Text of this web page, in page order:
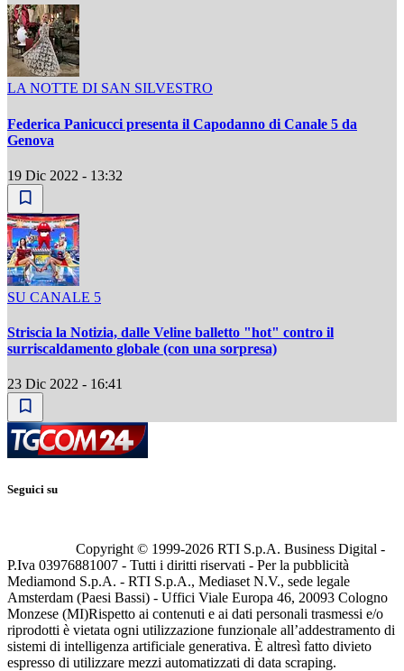
LA NOTTE DI SAN SILVESTRO
Federica Panicucci presenta il Capodanno di Canale 5 da
Genova
19 Dic 2022 - 13:32
SU CANALE 5
Striscia la Notizia, dalle Veline balletto "hot" contro il
surriscaldamento globale (con una sorpresa)
23 Dic 2022 - 16:41
Seguici su
Copyright © 1999-2026 RTI S.p.A. Business Digital -
P.Iva 03976881007 - Tutti i diritti riservati - Per la pubblicità
Mediamond S.p.A. - RTI S.p.A., Mediaset N.V., sede legale
Amsterdam (Paesi Bassi) - Uffici Viale Europa 46, 20093 Cologno
Monzese (MI)Rispetto ai contenuti e ai dati personali trasmessi e/o
riprodotti è vietata ogni utilizzazione funzionale all’addestramento di
sistemi di intelligenza artificiale generativa. È altresì fatto divieto
espresso di utilizzare mezzi automatizzati di data scraping.